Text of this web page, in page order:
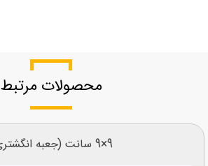
محصولات مرتبط
9×9 سانت (جعبه انگشتری)